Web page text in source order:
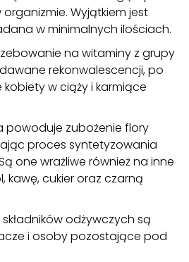
Wyjątkiem jest
w minimalnych ilościach.
na witaminy z grupy
rekonwalescencji, po
w ciąży i karmiące
powoduje zubożenie flory
proces syntetyzowania
one wrażliwe również na inne
kawę, cukier oraz czarną
odżywczych są
i osoby pozostające pod